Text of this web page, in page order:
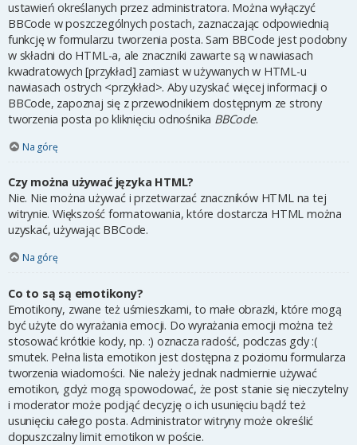
ustawień określanych przez administratora. Można wyłączyć
BBCode w poszczególnych postach, zaznaczając odpowiednią
funkcję w formularzu tworzenia posta. Sam BBCode jest podobny
w składni do HTML-a, ale znaczniki zawarte są w nawiasach
kwadratowych [przykład] zamiast w używanych w HTML-u
nawiasach ostrych <przykład>. Aby uzyskać więcej informacji o
BBCode, zapoznaj się z przewodnikiem dostępnym ze strony
tworzenia posta po kliknięciu odnośnika BBCode.
Na górę
Czy można używać języka HTML?
Nie. Nie można używać i przetwarzać znaczników HTML na tej
witrynie. Większość formatowania, które dostarcza HTML można
uzyskać, używając BBCode.
Na górę
Co to są są emotikony?
Emotikony, zwane też uśmieszkami, to małe obrazki, które mogą
być użyte do wyrażania emocji. Do wyrażania emocji można też
stosować krótkie kody, np. :) oznacza radość, podczas gdy :(
smutek. Pełna lista emotikon jest dostępna z poziomu formularza
tworzenia wiadomości. Nie należy jednak nadmiernie używać
emotikon, gdyż mogą spowodować, że post stanie się nieczytelny
i moderator może podjąć decyzję o ich usunięciu bądź też
usunięciu całego posta. Administrator witryny może określić
dopuszczalny limit emotikon w poście.